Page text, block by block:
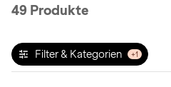
h
k
49 Produkte
Filter & Kategorien +1